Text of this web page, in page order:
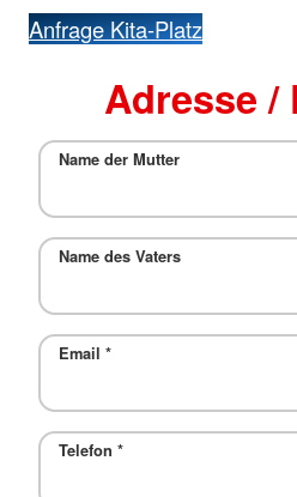
Anfrage Kita-Platz
Adresse /
Name der Mutter
Name des Vaters
Email *
Telefon *